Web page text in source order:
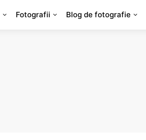
Fotografii Blog de fotografie